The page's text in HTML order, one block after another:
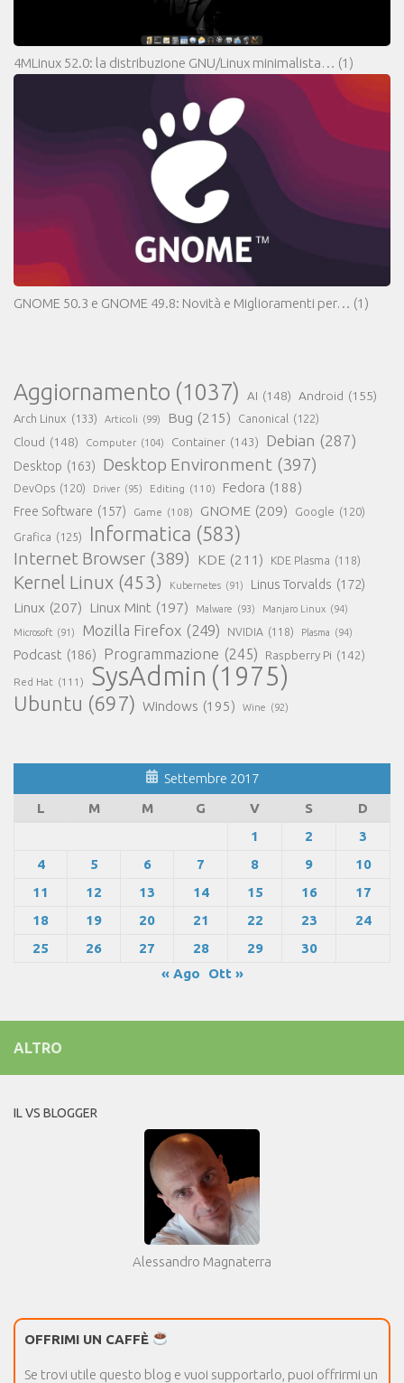
4MLinux 52.0: la distribuzione GNU/Linux minimalista… (1)
GNOME 50.3 e GNOME 49.8: Novità e Miglioramenti per… (1)
Aggiornamento (1037) AI (148) Android (155)
Arch Linux (133) Articoli (99) Bug (215) Canonical (122)
Cloud (148) Computer (104) Container (143) Debian (287)
Desktop (163) Desktop Environment (397)
DevOps (120) Driver (95) Editing (110) Fedora (188)
Free Software (157) Game (108) GNOME (209) Google (120)
Grafica (125) Informatica (583)
Internet Browser (389) KDE (211) KDE Plasma (118)
Kernel Linux (453) Kubernetes (91) Linus Torvalds (172)
Linux (207) Linux Mint (197) Malware (93) Manjaro Linux (94)
Microsoft (91) Mozilla Firefox (249) NVIDIA (118) Plasma (94)
Podcast (186) Programmazione (245) Raspberry Pi (142)
Red Hat (111) SysAdmin (1975)
Ubuntu (697) Windows (195) Wine (92)
Settembre 2017
L
M M G V S
D
1
2
3
4
5 6 7 8 9
10
11
12 13 14 15 16
17
18
19 20 21 22 23
24
25
26 27 28 29
30
« Ago
Ott »
ALTRO
IL VS BLOGGER
Alessandro Magnaterra
OFFRIMI UN CAFFÈ
Se trovi utile questo blog e vuoi supportarlo, puoi offrirmi un